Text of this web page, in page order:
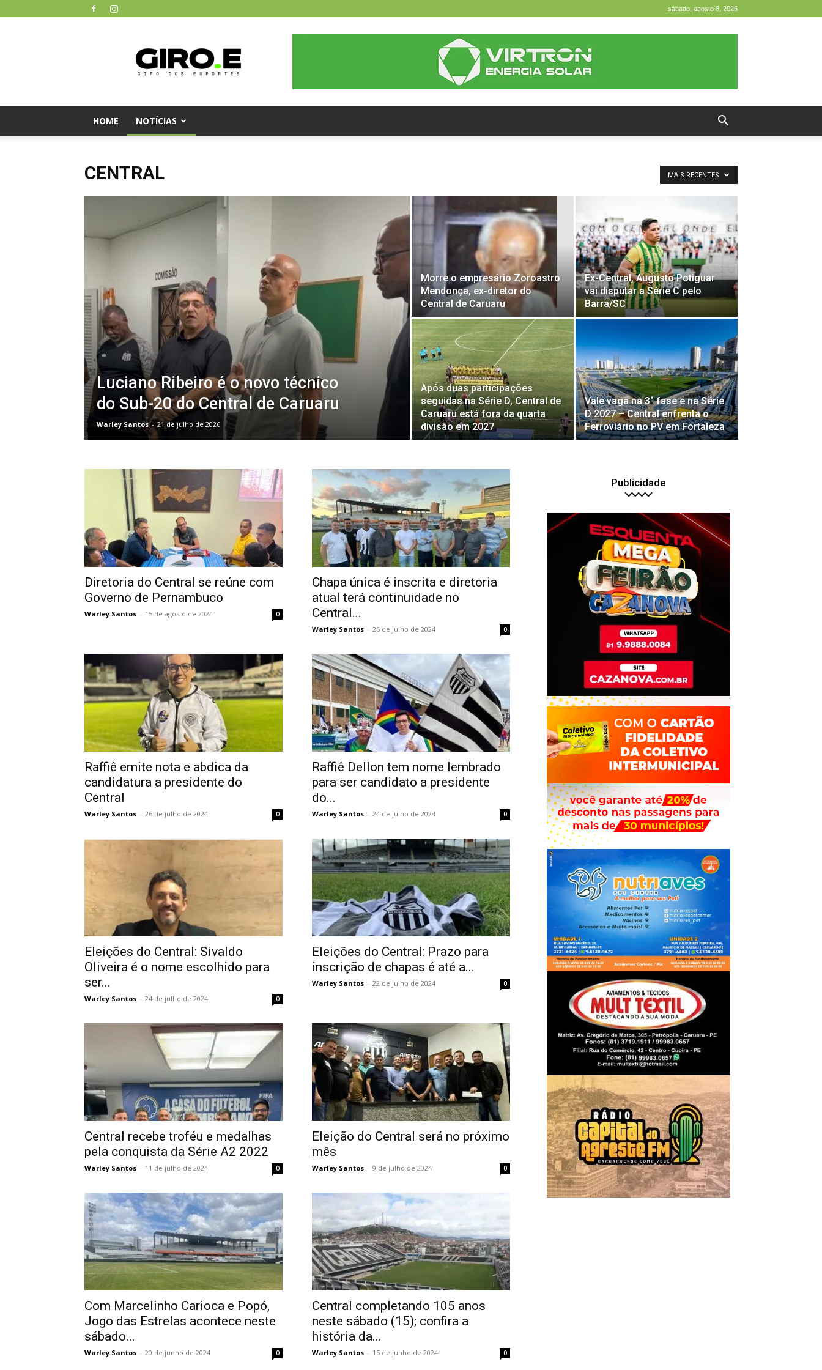
sábado, agosto 8, 2026
dos
Esportes
HOME NOTÍCIAS
CENTRAL MAIS RECENTES
Luciano Ribeiro é o novo técnico
do Sub-20 do Central de Caruaru
Warley Santos - 21 de julho de 2026
Morre o empresário Zoroastro
Mendonça, ex-diretor do
Central de Caruaru
Ex-Central, Augusto Potiguar
vai disputar a Série C pelo
Barra/SC
Após duas participações
seguidas na Série D, Central de
Caruaru está fora da quarta
divisão em 2027
Vale vaga na 3° fase e na Série
D 2027 – Central enfrenta o
Ferroviário no PV em Fortaleza
Diretoria do Central se reúne com
Governo de Pernambuco
Warley Santos - 15 de agosto de 2024 0
Chapa única é inscrita e diretoria
atual terá continuidade no
Central...
Warley Santos - 26 de julho de 2024 0
Raffiê emite nota e abdica da
candidatura a presidente do
Central
Warley Santos - 26 de julho de 2024 0
Raffiê Dellon tem nome lembrado
para ser candidato a presidente
do...
Warley Santos - 24 de julho de 2024 0
Eleições do Central: Sivaldo
Oliveira é o nome escolhido para
ser...
Warley Santos - 24 de julho de 2024 0
Eleições do Central: Prazo para
inscrição de chapas é até a...
Warley Santos - 22 de julho de 2024 0
Central recebe troféu e medalhas
pela conquista da Série A2 2022
Warley Santos - 11 de julho de 2024 0
Eleição do Central será no próximo
mês
Warley Santos - 9 de julho de 2024 0
Com Marcelinho Carioca e Popó,
Jogo das Estrelas acontece neste
sábado...
Warley Santos - 20 de junho de 2024 0
Central completando 105 anos
neste sábado (15); confira a
história da...
Warley Santos - 15 de junho de 2024 0
Publicidade